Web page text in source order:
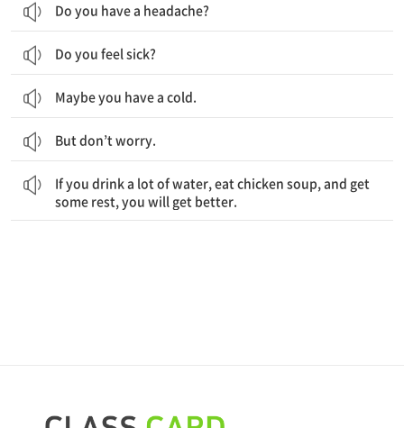
Do you have a headache?
Do you feel sick?
Maybe you have a cold.
But don’t worry.
If you drink a lot of water, eat chicken soup, and get
some rest, you will get better.